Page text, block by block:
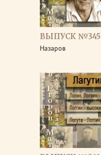
ВЫПУСК №345
Назаров